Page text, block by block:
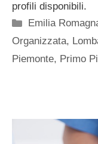
profili disponibili.
Categorie
Emilia
Organizzata,
Piemonte, Primo